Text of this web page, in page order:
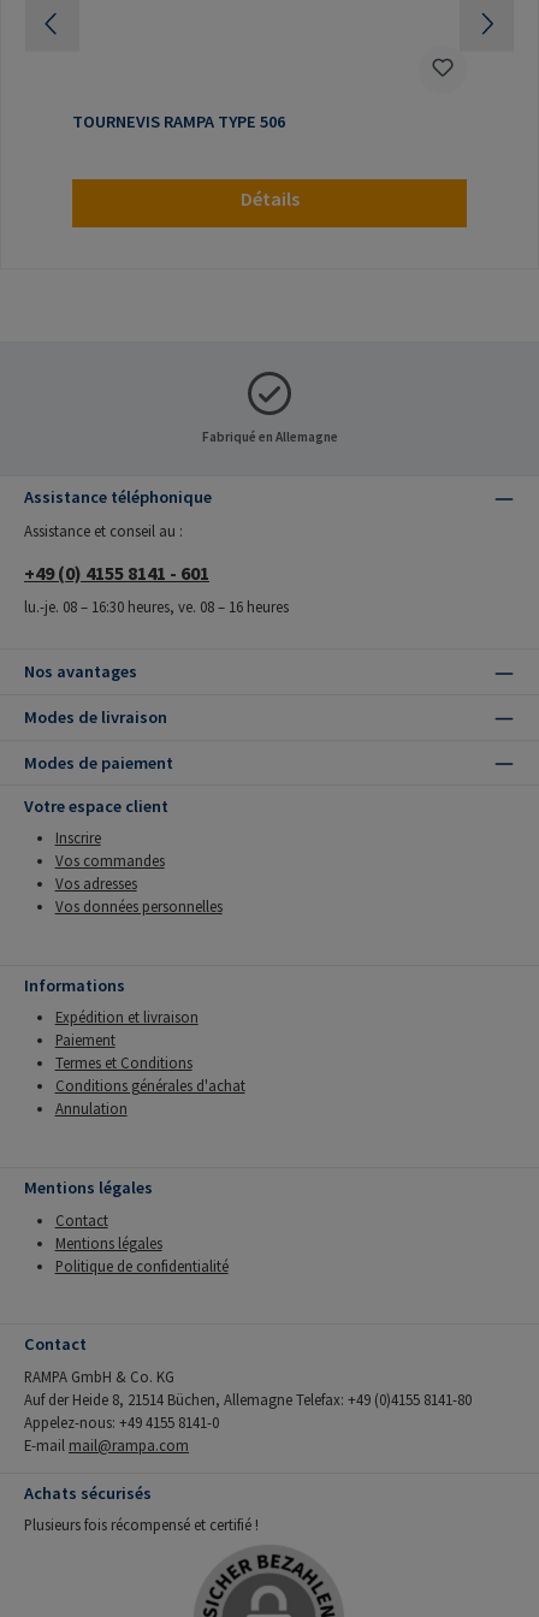
TOURNEVIS RAMPA TYPE 506
Détails
Fabriqué en Allemagne
Assistance téléphonique
Assistance et conseil au :
+49 (0) 4155 8141 - 601
lu.-je. 08 – 16:30 heures, ve. 08 – 16 heures
Nos avantages
Modes de livraison
Modes de paiement
Votre espace client
Inscrire
Vos commandes
Vos adresses
Vos données personnelles
Informations
Expédition et livraison
Paiement
Termes et Conditions
Conditions générales d'achat
Annulation
Mentions légales
Contact
Mentions légales
Politique de confidentialité
Contact
RAMPA GmbH & Co. KG
Auf der Heide 8, 21514 Büchen, Allemagne Telefax: +49 (0)4155 8141-80
Appelez-nous: +49 4155 8141-0
E-mail mail@rampa.com
Achats sécurisés
Plusieurs fois récompensé et certifié !